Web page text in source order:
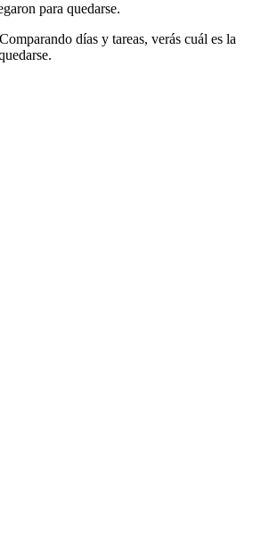
para quedarse.
días y tareas, verás cuál es la